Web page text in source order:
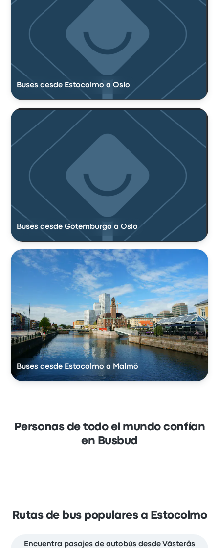
Buses desde Estocolmo a Oslo
Buses desde Gotemburgo a Oslo
Buses desde Estocolmo a Malmö
Personas de todo el mundo confían
en Busbud
Rutas de bus populares a Estocolmo
Encuentra pasajes de autobús desde Västerås